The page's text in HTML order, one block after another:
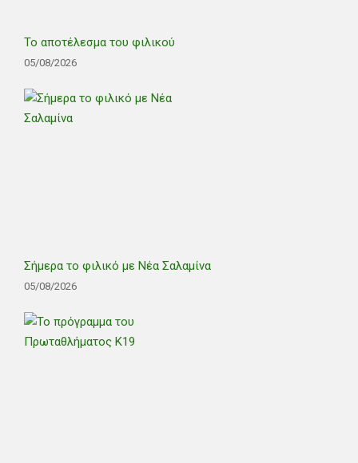
Το αποτέλεσμα του φιλικού
05/08/2026
Σήμερα το φιλικό με Νέα Σαλαμίνα
05/08/2026